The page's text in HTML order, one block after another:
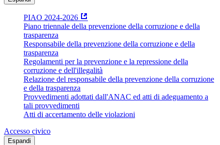
PIAO 2024-2026
Piano triennale della prevenzione della corruzione e della
trasparenza
Responsabile della prevenzione della corruzione e della
trasparenza
Regolamenti per la prevenzione e la repressione della
corruzione e dell'illegalità
Relazione del responsabile della prevenzione della corruzione
e della trasparenza
Provvedimenti adottati dall'ANAC ed atti di adeguamento a
tali provvedimenti
Atti di accertamento delle violazioni
Accesso civico
Espandi